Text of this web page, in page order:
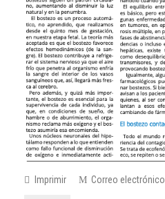
Imprimir Correo electrónico